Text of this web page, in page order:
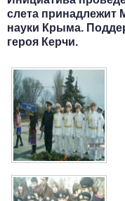
слета принадлежит
науки Крыма.
героя Керчи.